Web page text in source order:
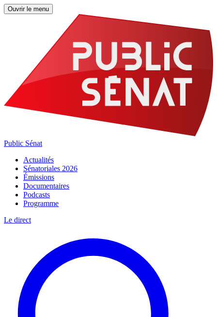
Ouvrir le menu
Public Sénat
Actualités
Sénatoriales 2026
Émissions
Documentaires
Podcasts
Programme
Le direct